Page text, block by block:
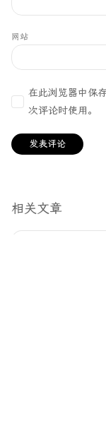
网站
在此浏览器中保
次评论时使用。
相关文章